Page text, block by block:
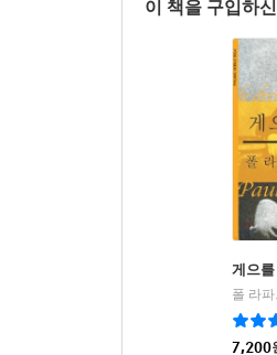
이 책을 구입하
게으를
폴 라
7,200